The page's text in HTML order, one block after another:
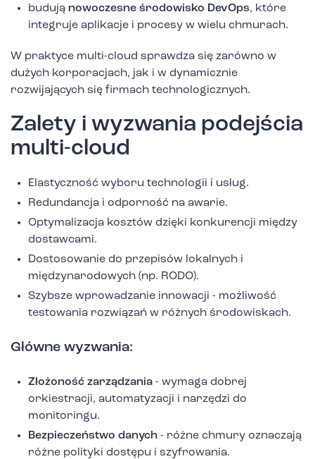
budują nowoczesne środowisko DevOps, które
integruje aplikacje i procesy w wielu chmurach.
W praktyce multi-cloud sprawdza się zarówno w
dużych korporacjach, jak i w dynamicznie
rozwijających się firmach technologicznych.
Zalety i wyzwania podejścia
multi-cloud
Elastyczność wyboru technologii i usług.
Redundancja i odporność na awarie.
Optymalizacja kosztów dzięki konkurencji między
dostawcami.
Dostosowanie do przepisów lokalnych i
międzynarodowych (np. RODO).
Szybsze wprowadzanie innowacji - możliwość
testowania rozwiązań w różnych środowiskach.
Główne wyzwania:
Złożoność zarządzania - wymaga dobrej
orkiestracji, automatyzacji i narzędzi do
monitoringu.
Bezpieczeństwo danych - różne chmury oznaczają
różne polityki dostępu i szyfrowania.